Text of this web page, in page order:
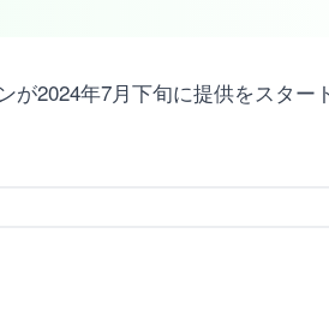
が2024年7月下旬に提供をスター